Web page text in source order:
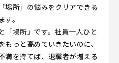
場所」の悩みをクリアできる
。
「場所」です。社員一人ひと
もっと高めていきたいのに、
満を持てば、退職者が増える